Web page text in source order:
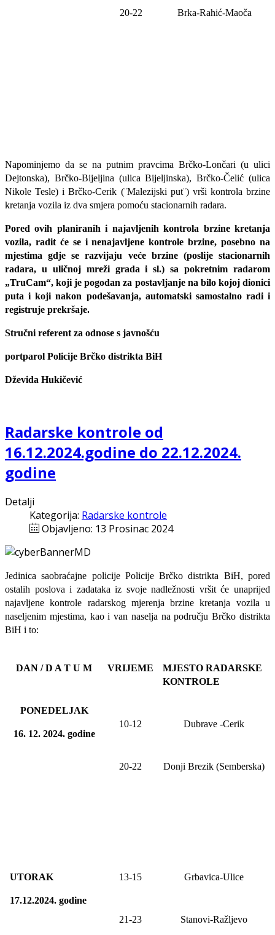
20-22 Brka-Rahić-Maoča
Napominjemo da se na putnim pravcima Brčko-Lončari (u ulici
Dejtonska), Brčko-Bijeljina (ulica Bijeljinska), Brčko-Čelić (ulica
Nikole Tesle) i Brčko-Cerik (¨Malezijski put¨) vrši kontrola brzine
kretanja vozila iz dva smjera pomoću stacionarnih radara.
Pored ovih planiranih i najavljenih kontrola brzine kretanja
vozila, radit će se i nenajavljene kontrole brzine, posebno na
mjestima gdje se razvijaju veće brzine (poslije stacionarnih
radara, u uličnoj mreži grada i sl.) sa pokretnim radarom
„TruCam“, koji je pogodan za postavljanje na bilo kojoj dionici
puta i koji nakon podešavanja, automatski samostalno radi i
registruje prekršaje.
Stručni referent za odnose s javnošću
portparol Policije Brčko distrikta BiH
Dževida Hukičević
Radarske kontrole od
16.12.2024.godine do 22.12.2024.
godine
Detalji
Kategorija: Radarske kontrole
Objavljeno: 13 Prosinac 2024
Jedinica saobraćajne policije Policije Brčko distrikta BiH, pored
ostalih poslova i zadataka iz svoje nadležnosti vršit će unaprijed
najavljene kontrole radarskog mjerenja brzine kretanja vozila u
naseljenim mjestima, kao i van naselja na području Brčko distrikta
BiH i to:
DAN / D A T U M VRIJEME
MJESTO RADARSKE
KONTROLE
PONEDELJAK
16. 12. 2024. godine
10-12 Dubrave -Cerik
20-22 Donji Brezik (Semberska)
UTORAK
17.12.2024. godine
13-15 Grbavica-Ulice
21-23 Stanovi-Ražljevo